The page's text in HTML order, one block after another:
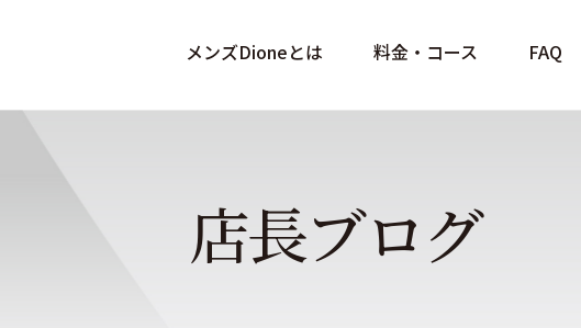
メンズDioneとは 料金・コース FAQ
店長ブログ